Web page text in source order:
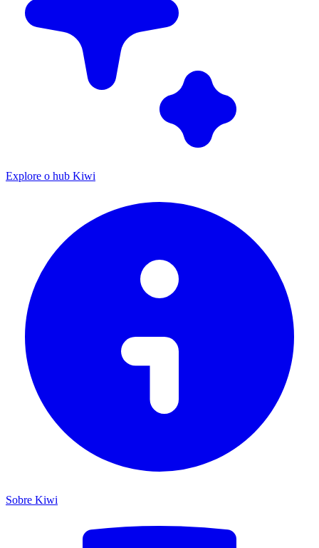
Explore o hub Kiwi
Sobre Kiwi